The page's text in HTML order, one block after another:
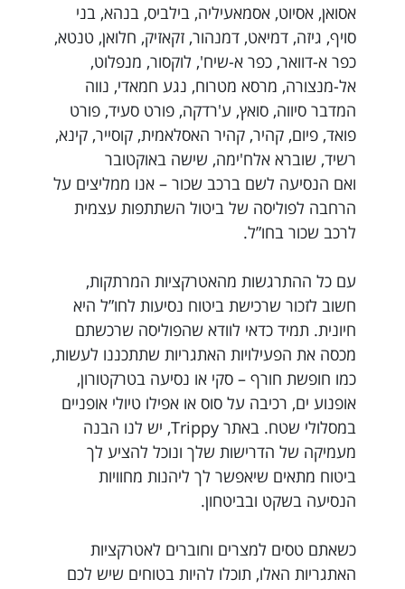
אסואן, אסיוט, אסמאעיליה, בילביס, בנהא, בני
סויף, גיזה, דמיאט, דמנהור, זקאזיק, חלואן, טנטא,
כפר א-דוואר, כפר א-שיח', לוקסור, מנפלוט,
אל-מנצורה, מרסא מטרוח, נגע חמאדי, נווה
המדבר סיווה, סואץ, ע'רדקה, פורט סעיד, פורט
פואד, פיום, קהיר, קהיר האסלאמית, קוסייר, קינא,
רשיד, שוברא אלח'ימה, שישה באוקטובר
ואם הנסיעה לשם ברכב שכור – אנו ממליצים על
הרחבה לפוליסה של ביטול השתתפות עצמית
לרכב שכור בחו”ל.
עם כל ההתרגשות מהאטרקציות המרתקות,
חשוב לזכור שרכישת ביטוח נסיעות לחו”ל היא
חיונית. תמיד כדאי לוודא שהפוליסה שרכשתם
מכסה את הפעילויות האתגריות שתתכננו לעשות,
כמו חופשת חורף – סקי או נסיעה בטרקטורון,
אופנוע ים, רכיבה על סוס או אפילו טיולי אופניים
במסלולי שטח. באתר Trippy, יש לנו הבנה
מעמיקה של הדרישות שלך ונוכל להציע לך
ביטוח מתאים שיאפשר לך ליהנות מחוויות
הנסיעה בשקט ובביטחון.
כשאתם טסים למצרים וחוברים לאטרקציות
האתגריות האלו, תוכלו להיות בטוחים שיש לכם